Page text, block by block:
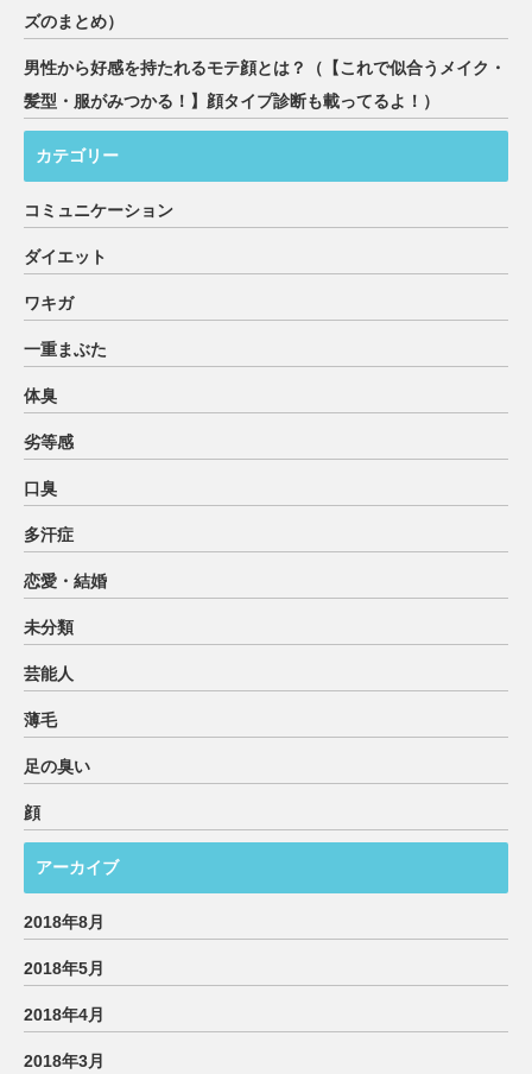
ズのまとめ）
男性から好感を持たれるモテ顔とは？（【これで似合うメイク・
髪型・服がみつかる！】顔タイプ診断も載ってるよ！）
カテゴリー
コミュニケーション
ダイエット
ワキガ
一重まぶた
体臭
劣等感
口臭
多汗症
恋愛・結婚
未分類
芸能人
薄毛
足の臭い
顔
アーカイブ
2018年8月
2018年5月
2018年4月
2018年3月